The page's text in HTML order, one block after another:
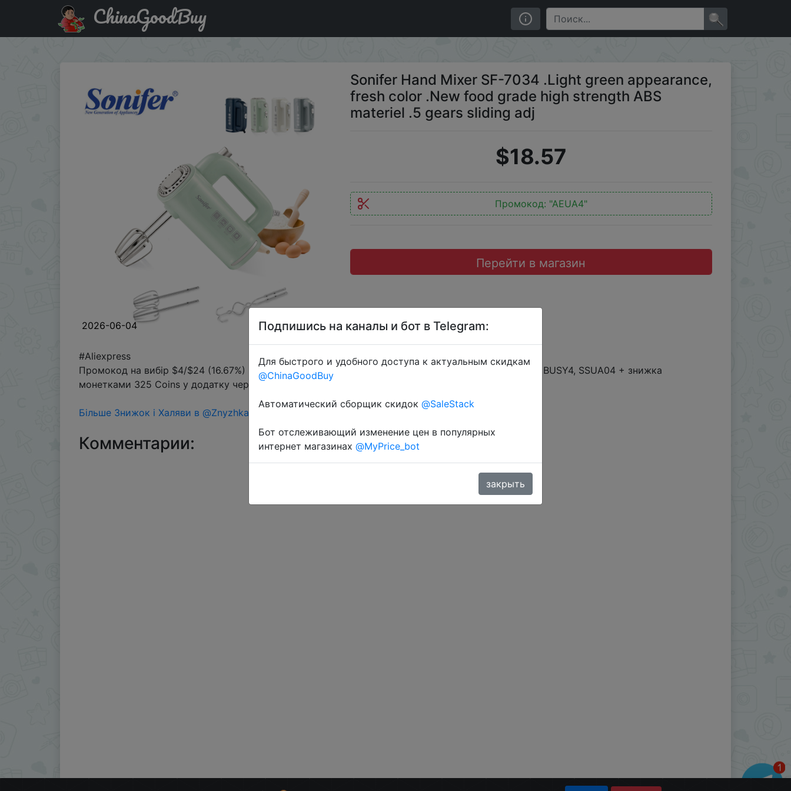
Купить с промокодом :AEUA4 Sonifer Hand Mixer SF-7034 .Light green appearance, fresh color .New food grade high strength ABS materiel .5 gears sliding adj
ChinaGoodBuy
2026-06-04
Sonifer Hand Mixer SF-7034 .Light green appearance,
fresh color .New food grade high strength ABS
materiel .5 gears sliding adj
$18.57
Промокод: "AEUA4"
Перейти в магазин
#Aliexpress
Промокод на вибір $4/$24 (16.67%) → AEUA4, UACD4, LR04, SPEKA04, AEXP04, LRUKR04, EXPUA04, BUSY4, SSUA04 + знижка
монетками 325 Coins у додатку через розділ монет.
Більше Знижок і Халяви в @ZnyzhkaUA
Комментарии:
Подпишись на каналы и бот в Telegram:
Для быстрого и удобного доступа к актуальным скидкам
@ChinaGoodBuy
Автоматический сборщик скидок @SaleStack
Бот отслеживающий изменение цен в популярных
интернет магазинах @MyPrice_bot
закрыть